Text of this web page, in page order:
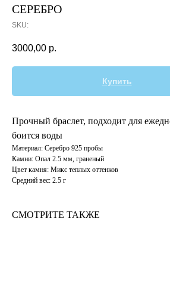
СЕРЕБРО
SKU:
3000,00 р.
Купить
Прочный браслет, подходит для
боится воды
Материал: Серебро 925 пробы
Камни: Опал 2.5 мм, граненый
Цвет камня: Микс теплых оттенков
Средний вес: 2.5 г
СМОТРИТЕ ТАКЖЕ